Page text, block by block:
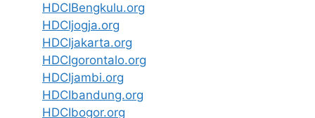
HDCIBengkulu.org
HDCIjogja.org
HDCIjakarta.org
HDCIgorontalo.org
HDCIjambi.org
HDCIbandung.org
HDCIbogor.org